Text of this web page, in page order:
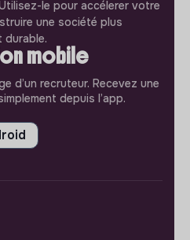
le pour accélerer votre
une société plus
durable.
mobile
d’un recruteur. Recevez une
depuis l’app.